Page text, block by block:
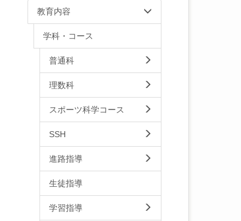
教育内容
学科・コース
普通科
理数科
スポーツ科学コース
SSH
進路指導
生徒指導
学習指導